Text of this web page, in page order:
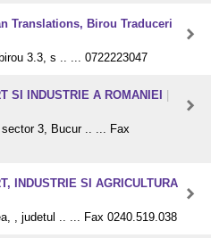
Translations, Birou Traduceri
3.3, s .. ... 0722223047
SI INDUSTRIE A ROMANIEI
3, Bucur .. ... Fax
INDUSTRIE SI AGRICULTURA
, judetul .. ... Fax 0240.519.038